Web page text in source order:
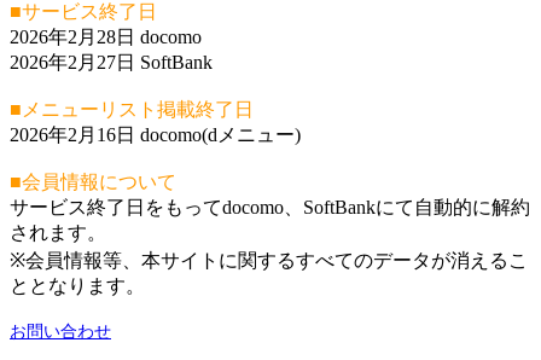
■サービス終了日
2026年2月28日 docomo
2026年2月27日 SoftBank
■メニューリスト掲載終了日
2026年2月16日 docomo(dメニュー)
■会員情報について
サービス終了日をもってdocomo、SoftBankにて自動的に解約
されます。
※会員情報等、本サイトに関するすべてのデータが消えるこ
ととなります。
お問い合わせ